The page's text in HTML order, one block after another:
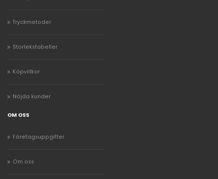
Tryckmetoder
Storlekstabeller
Köpvillkor
Nöjda kunder
OM OSS
Företagsuppgifter
Om oss